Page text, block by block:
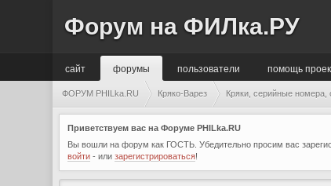
Форум на ФИЛка.РУ
сайт помощь
форумы пользователи
ФОРУМ PHILka.RU Кряко-Варез Кряки, серийные номера,
Приветствуем вас на Форуме PHILka.RU
Вы вошли на форум как ГОСТЬ. Убедительно просим вас
войти - илизарегистрироваться!